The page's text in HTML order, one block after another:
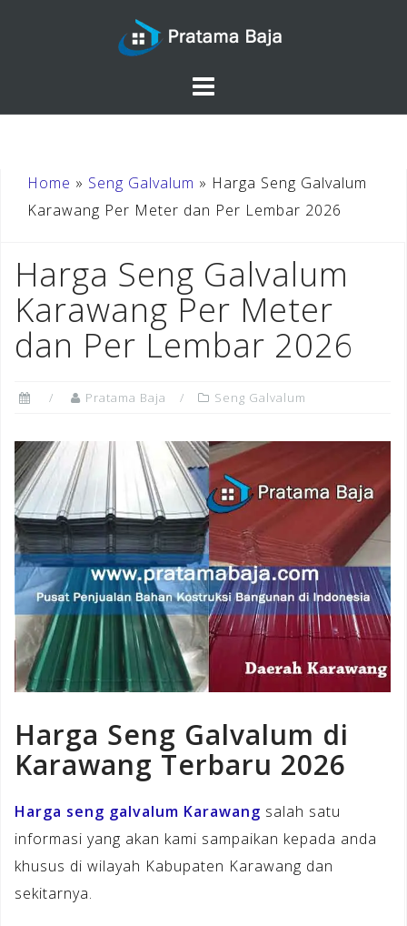
Home » Seng Galvalum » Harga Seng Galvalum
Karawang Per Meter dan Per Lembar 2026
Harga Seng Galvalum
Karawang Per Meter
dan Per Lembar 2026
Pratama Baja Seng Galvalum
Harga Seng Galvalum di
Karawang Terbaru 2026
Harga seng galvalum Karawang salah satu
informasi yang akan kami sampaikan kepada anda
khusus di wilayah Kabupaten Karawang dan
sekitarnya.